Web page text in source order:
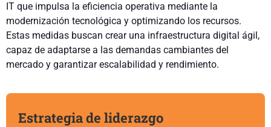
IT que impulsa la eficiencia operativa mediante la
modernización tecnológica y optimizando los recursos.
Estas medidas buscan crear una infraestructura digital ágil,
capaz de adaptarse a las demandas cambiantes del
mercado y garantizar escalabilidad y rendimiento.
Estrategia de liderazgo